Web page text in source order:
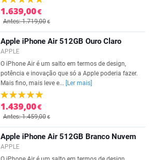
1.639,00€
Antes: 1.719,00€
Apple iPhone Air 512GB Ouro Claro
APPLE
O iPhone Air é um salto em termos de design,
potência e inovação que só a Apple poderia fazer.
Mais fino, mais leve e...
[Ler mais]
1.439,00€
Antes: 1.459,00€
Apple iPhone Air 512GB Branco Nuvem
APPLE